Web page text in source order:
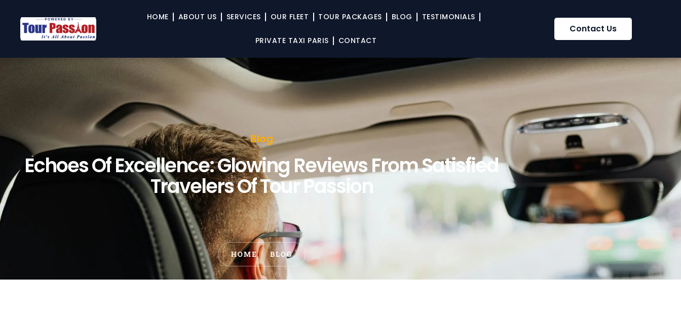
HOME ABOUT US SERVICES OUR FLEET TOUR PACKAGES BLOG TESTIMONIALS
PRIVATE TAXI PARIS CONTACT
Contact Us
Blog
Echoes Of Excellence: Glowing Reviews From Satisfied
Travelers Of Tour Passion
HOME BLOG